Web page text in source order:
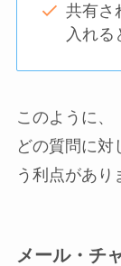
共有さ
入れる
このように、
どの質問に対
う利点があり
メール・チ